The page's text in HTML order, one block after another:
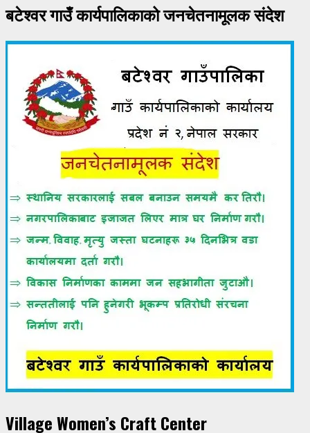
बटेश्वर गाउँ कार्यपालिकाको जनचेतनामूलक संदेश
Village Women’s Craft Center